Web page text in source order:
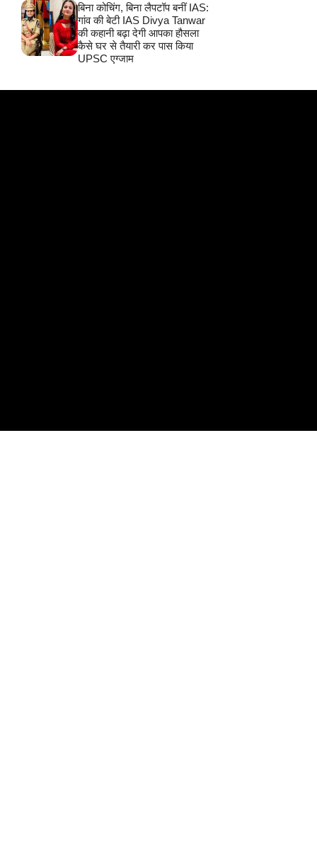
बिना कोचिंग, बिना लैपटॉप बनीं IAS:
गांव की बेटी IAS Divya Tanwar
की कहानी बढ़ा देगी आपका हौसला
कैसे घर से तैयारी कर पास किया
UPSC एग्जाम